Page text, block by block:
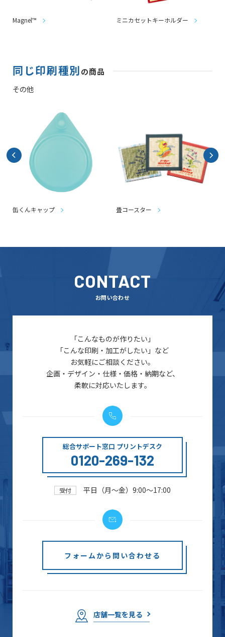
Magnel™ ミニカセットキーホルダー
同じ印刷種別の商品
その他
缶くんキャップ 畳コースター
CONTACT
お問い合わせ
「こんなものが作りたい」
「こんな印刷・加工がしたい」など
お気軽にご相談ください。
企画・デザイン・仕様・価格・納期など、
柔軟に対応いたします。
総合サポート窓口 プリントデスク
0120-269-132
受付 平日（月～金）9:00～17:00
フォームから問い合わせる
店舗一覧を見る